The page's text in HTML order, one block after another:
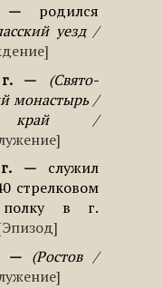
родился
уезд /
Свято-
монастырь /
край /
служил
стрелковом
полку в г.
Эпизод
Ростов /